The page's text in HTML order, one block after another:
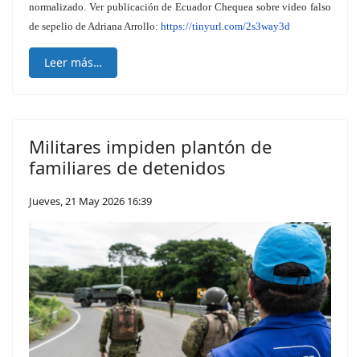
normalizado. Ver publicación de Ecuador Chequea sobre video falso
de sepelio de Adriana Arrollo: https://tinyurl.com/2s3way3d
Leer más…
Militares impiden plantón de
familiares de detenidos
Jueves, 21 May 2026 16:39